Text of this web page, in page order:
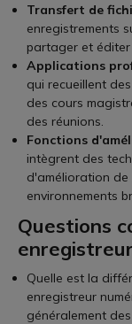
Transfert de
enregistrements
partager et éditer
Applications
qui recueillent
des cours
des réunions.
Fonctions
intègrent des
d'amélioration de
environnements
Questions
Quelle est la
enregistreur
généralement